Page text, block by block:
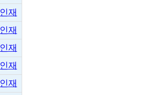
인재
인재
인재
인재
인재